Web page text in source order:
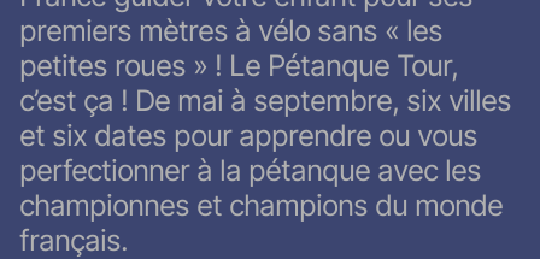
premiers mètres à vélo sans « les
petites roues » ! Le Pétanque Tour,
c’est ça ! De mai à septembre, six villes
et six dates pour apprendre ou vous
perfectionner à la pétanque avec les
championnes et champions du monde
français.